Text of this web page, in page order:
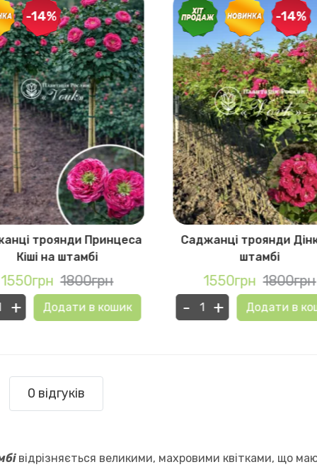
-14%
троянди Принцеса
Кіші на штамбі
1550грн 1800грн
+ Додати в кошик
-14%
Саджанці троянди
штамбі
1550грн 1800грн
- + Додати в
0 відгуків
відрізняється великими, махровими квітками, що